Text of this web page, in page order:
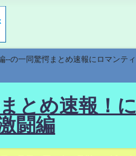
の一同驚愕まとめ速報にロマンテ
とめ速報！
闘編